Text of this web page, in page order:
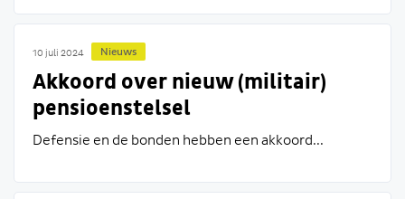
10 juli 2024 Nieuws
Akkoord over nieuw (militair)
pensioenstelsel
Defensie en de bonden hebben een akkoord...